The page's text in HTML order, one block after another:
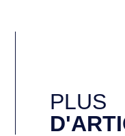
PLUS